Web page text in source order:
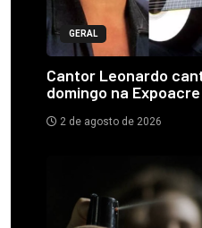
GERAL
Cantor Leonardo
domingo na
2 de agosto de 2026